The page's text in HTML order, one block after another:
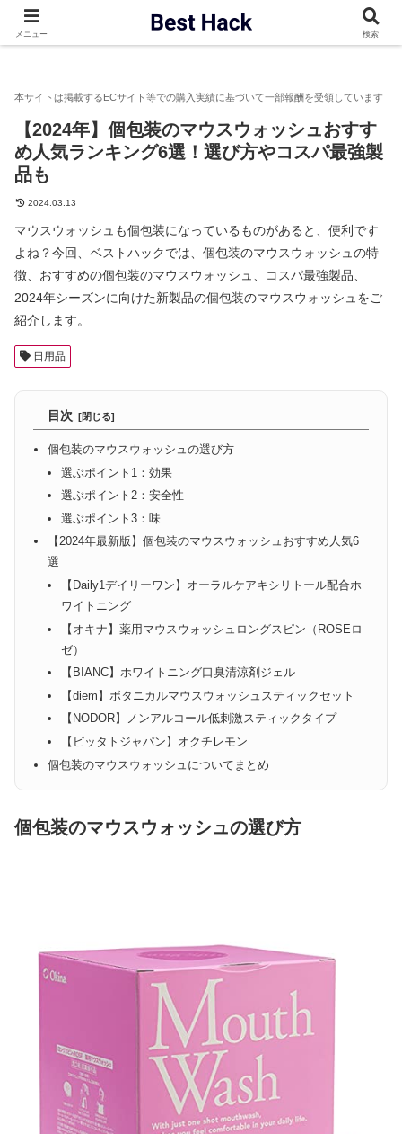
【2024年】個包装のマウスウォッシュお
【2024年】個包装のマウスウォッシュおすす
め人気ランキング6選！選び方やコスパ最強製
品も
2024.03.13
マウスウォッシュも個包装になっているものがあると、便利です
よね？今回、ベストハックでは、個包装のマウスウォッシュの特
徴、おすすめの個包装のマウスウォッシュ、コスパ最強製品、
2024年シーズンに向けた新製品の個包装のマウスウォッシュをご
紹介します。
日用品
目次
個包装のマウスウォッシュの選び方
選ぶポイント1：効果
選ぶポイント2：安全性
選ぶポイント3：味
【2024年最新版】個包装のマウスウォッシュおすすめ人気6
選
【Daily1デイリーワン】オーラルケアキシリトール配合ホ
ワイトニング
【オキナ】薬用マウスウォッシュロングスピン（ROSEロ
ゼ）
【BIANC】ホワイトニング口臭清涼剤ジェル
【diem】ボタニカルマウスウォッシュスティックセット
【NODOR】ノンアルコール低刺激スティックタイプ
【ピッタトジャパン】オクチレモン
個包装のマウスウォッシュについてまとめ
個包装のマウスウォッシュの選び方
メニュー 検索